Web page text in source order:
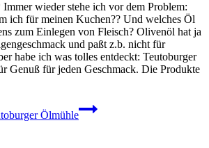
wieder stehe ich vor dem Problem:
ich für meinen Kuchen?? Und welches Öl
zum Einlegen von Fleisch? Olivenöl hat ja
und paßt z.b. nicht für
habe ich was tolles entdeckt: Teutoburger
Genuß für jeden Geschmack. Die Produkte
Ölmühle